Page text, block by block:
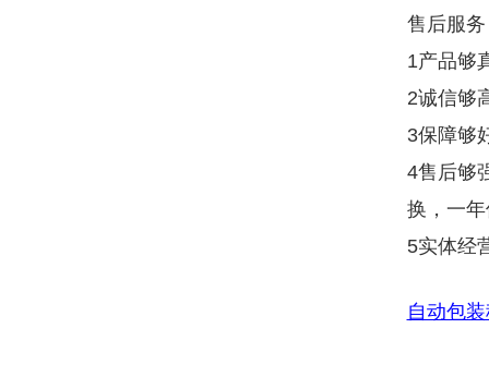
售后服
1产品够
2诚信够
3保障够
4售后够
换，一
5实体经
自动包